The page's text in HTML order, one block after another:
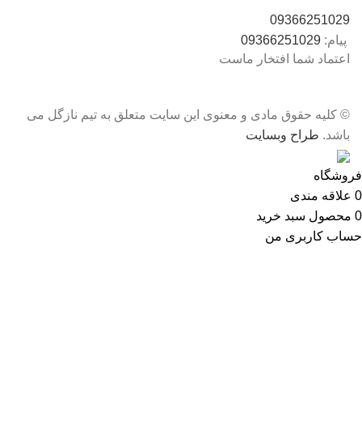
09366251029
پیام: 09366251029
اعتماد شما افتخار ماست
© کلیه حقوق مادی و معنوی این سایت متعلق به تیم نازگل می
باشد. طراح وبسایت
فروشگاه
0 علاقه مندی
0 محصول سبد خرید
حساب کاربری من